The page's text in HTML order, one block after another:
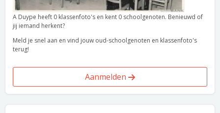
A Duype heeft 0 klassenfoto's en kent 0 schoolgenoten. Benieuwd of
jij iemand herkent?
Meld je snel aan en vind jouw oud-schoolgenoten en klassenfoto's
terug!
Aanmelden